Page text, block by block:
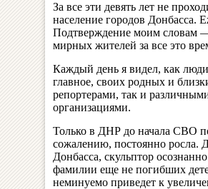
За все эти девять лет не
население городов Донбасса.
Подтверждение моим словам
мирных жителей за все это
Каждый день я видел, как люди
главное, своих родных и
репортерами, так и
организациями.
Только в ДНР до начала СВО
сожалению, постоянно росла.
Донбасса, скульптор
фамилии еще не погибших
неминуемо приведет к